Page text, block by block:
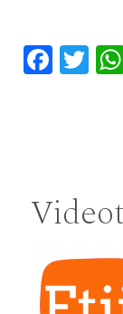
F
ac
o
k
T
w
navigation
Videot